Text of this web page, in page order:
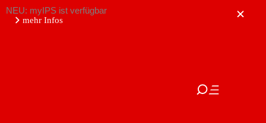
NEU: myIPS ist verfügbar
mehr Infos